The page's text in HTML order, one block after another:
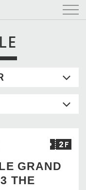
8
20 21
22
27 28
GRAND
THE